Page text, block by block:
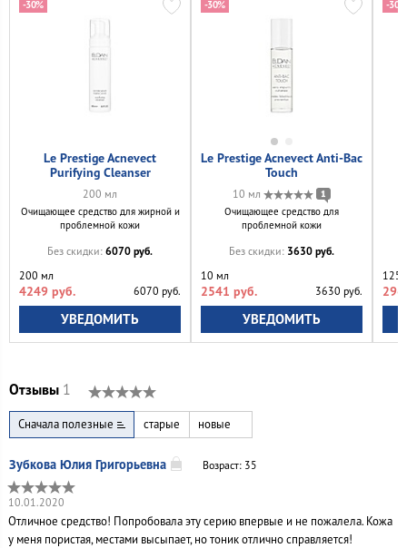
Le Prestige Acnevect
Purifying Cleanser
200 мл
Очищающее средство для жирной и
проблемной кожи
Без скидки: 6070 руб.
-30%
200 мл
4249 руб. 6070 руб.
УВЕДОМИТЬ
Le Prestige Acnevect Anti-Bac
Touch
10 мл 1
Очищающее средство для
проблемной кожи
Без скидки: 3630 руб.
-30%
10 мл
2541 руб. 3630 руб.
УВЕДОМИТЬ
-30%
125
Отзывы 1
Сначала полезные старые новые
Возраст: 35
10.01.2020
Отличное средство! Попробовала эту серию впервые и не пожалела. Кожа
у меня пористая, местами высыпает, но тоник отлично справляется!